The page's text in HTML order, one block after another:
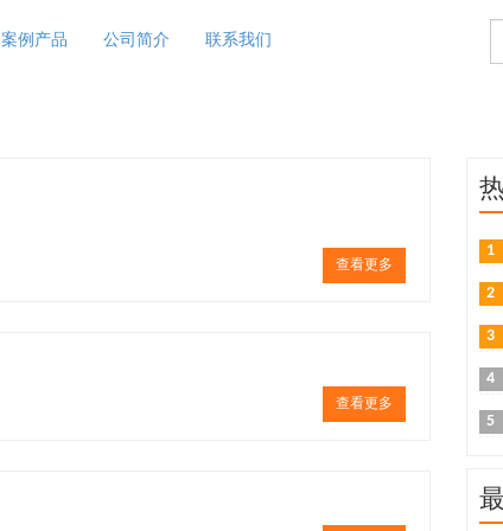
案例产品 公司简介 联系我们
查看更多
查看更多
1
2
3
4
5